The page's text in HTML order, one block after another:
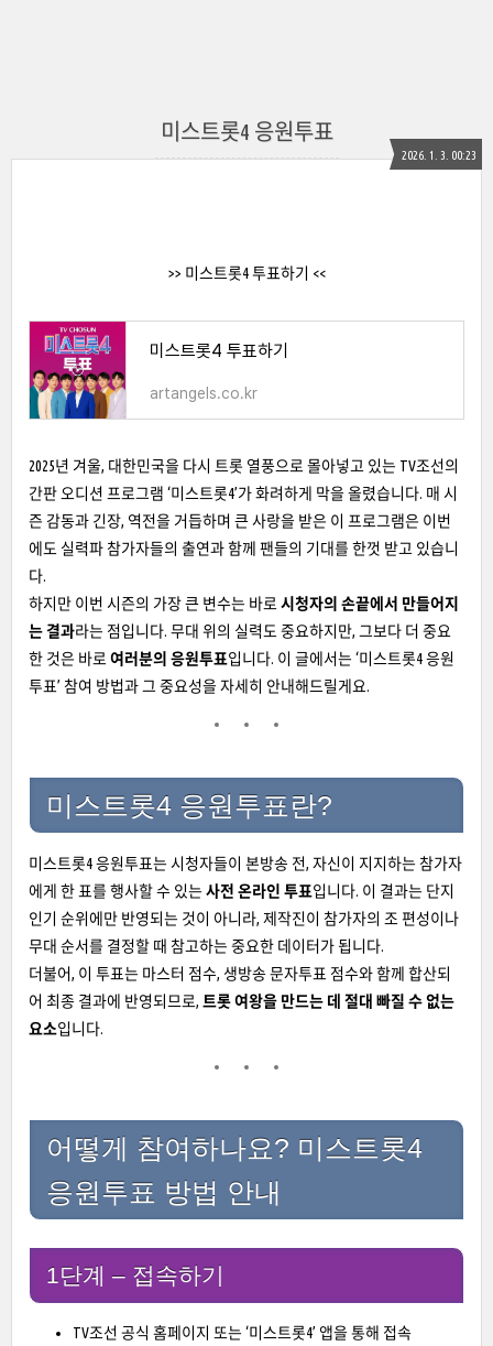
미스트롯4 응원투표
2026. 1. 3. 00:23
>> 미스트롯4 투표하기 <<
미스트롯4 투표하기
artangels.co.kr
2025년 겨울, 대한민국을 다시 트롯 열풍으로 몰아넣고 있는 TV조선의
간판 오디션 프로그램 ‘미스트롯4’가 화려하게 막을 올렸습니다. 매 시
즌 감동과 긴장, 역전을 거듭하며 큰 사랑을 받은 이 프로그램은 이번
에도 실력파 참가자들의 출연과 함께 팬들의 기대를 한껏 받고 있습니
다.
하지만 이번 시즌의 가장 큰 변수는 바로 시청자의 손끝에서 만들어지
는 결과라는 점입니다. 무대 위의 실력도 중요하지만, 그보다 더 중요
한 것은 바로 여러분의 응원투표입니다. 이 글에서는 ‘미스트롯4 응원
투표’ 참여 방법과 그 중요성을 자세히 안내해드릴게요.
미스트롯4 응원투표란?
미스트롯4 응원투표는 시청자들이 본방송 전, 자신이 지지하는 참가자
에게 한 표를 행사할 수 있는 사전 온라인 투표입니다. 이 결과는 단지
인기 순위에만 반영되는 것이 아니라, 제작진이 참가자의 조 편성이나
무대 순서를 결정할 때 참고하는 중요한 데이터가 됩니다.
더불어, 이 투표는 마스터 점수, 생방송 문자투표 점수와 함께 합산되
어 최종 결과에 반영되므로, 트롯 여왕을 만드는 데 절대 빠질 수 없는
요소입니다.
어떻게 참여하나요? 미스트롯4
응원투표 방법 안내
1단계 – 접속하기
TV조선 공식 홈페이지 또는 ‘미스트롯4’ 앱을 통해 접속